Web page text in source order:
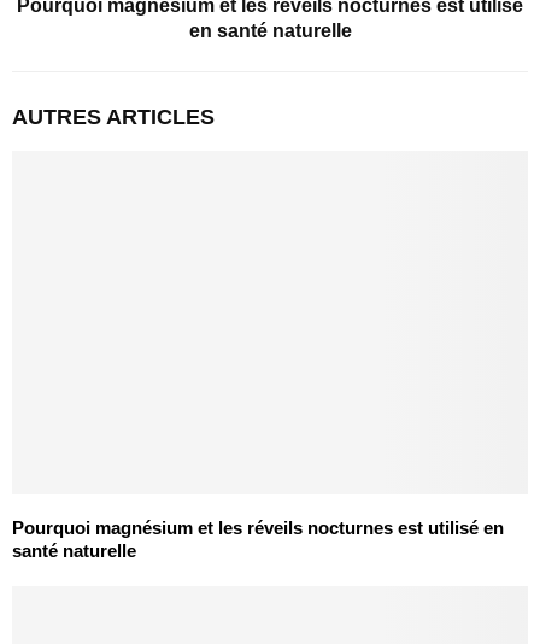
Pourquoi magnésium et les réveils nocturnes est utilisé
en santé naturelle
AUTRES ARTICLES
Pourquoi magnésium et les réveils nocturnes est utilisé en
santé naturelle